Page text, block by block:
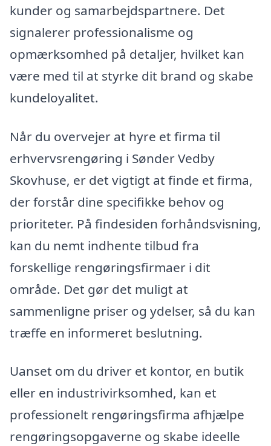
kunder og samarbejdspartnere. Det
signalerer professionalisme og
opmærksomhed på detaljer, hvilket kan
være med til at styrke dit brand og skabe
kundeloyalitet.
Når du overvejer at hyre et firma til
erhvervsrengøring i Sønder Vedby
Skovhuse, er det vigtigt at finde et firma,
der forstår dine specifikke behov og
prioriteter. På findesiden forhåndsvisning,
kan du nemt indhente tilbud fra
forskellige rengøringsfirmaer i dit
område. Det gør det muligt at
sammenligne priser og ydelser, så du kan
træffe en informeret beslutning.
Uanset om du driver et kontor, en butik
eller en industrivirksomhed, kan et
professionelt rengøringsfirma afhjælpe
rengøringsopgaverne og skabe ideelle